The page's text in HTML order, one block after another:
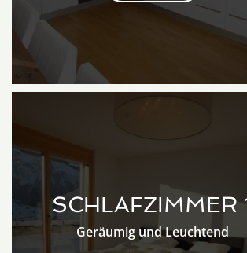
SCHLAFZIMMER
Geräumig und Leuchtend